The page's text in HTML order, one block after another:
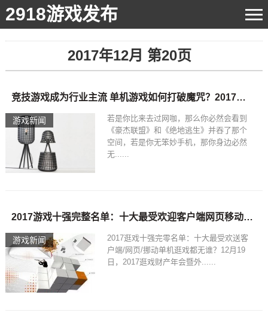
2918游戏发布
2017年12月 第20页
游戏新闻
竞技游戏成为行业主流 单机游戏如何打破魔咒？2017年12月20日
若是你比来去过网咖，那么你必然会看到
《豪杰联盟》和《绝地逃生》并吞了那个
空间，若是你无笨妙手机，那你身边必然
无......
游戏新闻
2017游戏十强完整名单：十大最受欢迎客户端网页移动单机游戏都有谁？
2017逛戏十强完零名单：十大最受欢送客
户端/网页/挪动单机逛戏都无谁？12月19
日，2017逛戏财产年会暨外......